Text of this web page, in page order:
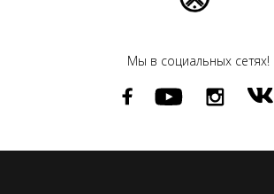
Мы в социальных сетях!